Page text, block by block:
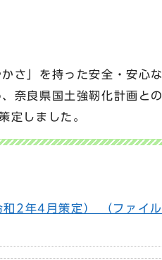
さ」を持った安全・安心
奈良県国土強靭化計画と
定しました。
和2年4月策定） （ファ